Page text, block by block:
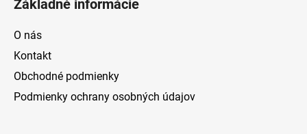
Základné informácie
O nás
Kontakt
Obchodné podmienky
Podmienky ochrany osobných údajov